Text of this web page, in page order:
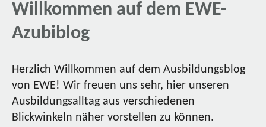
Willkommen auf dem EWE-
Azubiblog
Herzlich Willkommen auf dem Ausbildungsblog
von EWE! Wir freuen uns sehr, hier unseren
Ausbildungsalltag aus verschiedenen
Blickwinkeln näher vorstellen zu können.